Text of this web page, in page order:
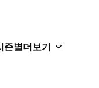
즌별더보기